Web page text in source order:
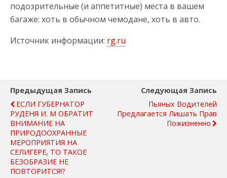
подозрительные (и аппетитные) места в вашем
багаже: хоть в обычном чемодане, хоть в авто.
Источник информации: rg.ru
Предыдущая Запись
ЕСЛИ ГУБЕРНАТОР
РУДЕНЯ И. М ОБРАТИТ
ВНИМАНИЕ НА
ПРИРОДООХРАННЫЕ
МЕРОПРИЯТИЯ НА
СЕЛИГЕРЕ, ТО ТАКОЕ
БЕЗОБРАЗИЕ НЕ
ПОВТОРИТСЯ!?
Следующая Запись
Пьяных Водителей
Предлагается Лишать Прав
Пожизненно